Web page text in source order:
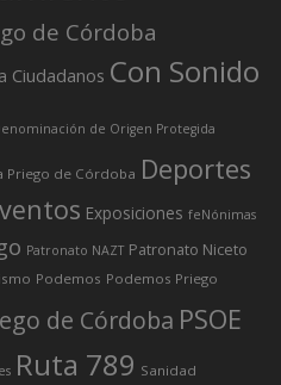
de Córdoba
Ciudadanos Con Sonido
de Origen Protegida
Priego de Córdoba Deportes
Exposiciones feNónimas
Patronato NAZT Patronato Niceto
Podemos Podemos Priego
de Córdoba PSOE
Ruta 789 Sanidad